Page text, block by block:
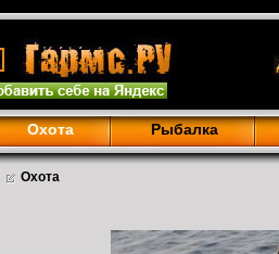
Охота Рыбалка
Охота